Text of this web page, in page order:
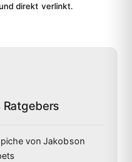
direkt verlinkt.
Ratgebers
von Jakobson